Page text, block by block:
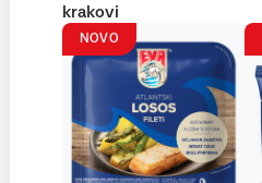
krakovi
NOVO